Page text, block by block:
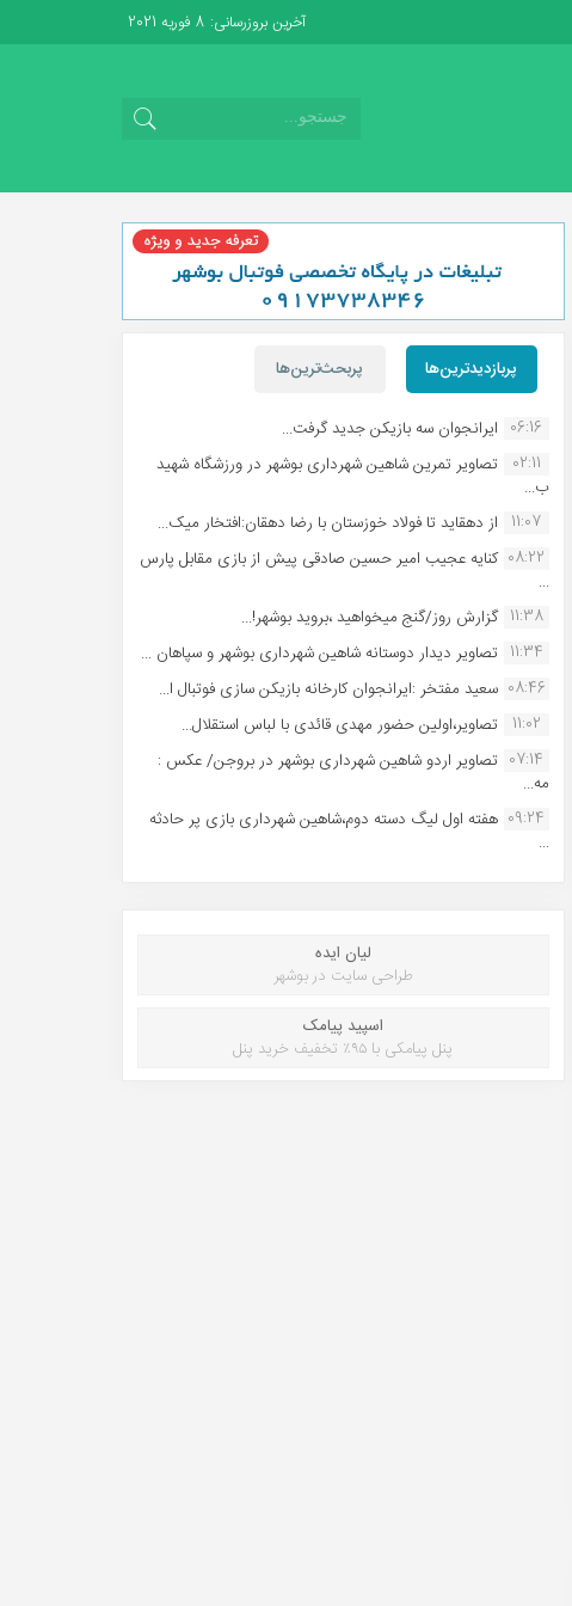
آخرین بروزرسانی: 8 فوریه 2021
پربازدیدترین‌ها پربحث‌ترین‌ها
06:16 ایرانجوان سه بازیکن جدید گرفت...
02:11
تصاویر تمرین شاهین شهردارى بوشهر در ورزشگاه شهید
ب...
11:07 از دهقاید تا فولاد خوزستان با رضا دهقان:افتخار میک...
08:22 کنایه عجیب امیر حسین صادقی پیش از بازی مقابل پارس
...
11:38 گزارش روز/گنج میخواهید ،بروید بوشهر!...
11:34 تصاویر دیدار دوستانه شاهین شهردارى بوشهر و سپاهان ...
08:46 سعید مفتخر :ایرانجوان کارخانه بازیکن سازی فوتبال ا...
11:02
تصاویر،اولین حضور مهدی قائدی با لباس استقلال...
07:14 تصاویر اردو شاهین شهرداری بوشهر در بروجن/ عکس :
مه...
09:24 هفته اول لیگ دسته دوم،شاهین شهرداری بازی پر حادثه
...
لیان ایده
طراحی سایت در بوشهر
اسپید پیامک
پنل پیامکی با ۹۵٪ تخفیف خرید پنل